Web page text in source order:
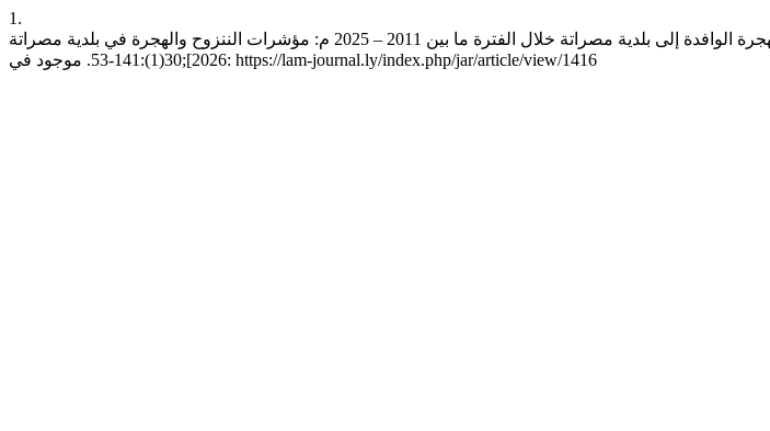
1.
عاشور ممم. التحليل المكاني لمؤشرات النزوح والهجرة الوافدة إلى بلدية مصراتة خلال الفترة ما بين 2011 – 2025 م: مؤشرات الننزوح والهجرة في بلدية مصراتة. jar [انترنت]. 2 يناير، 2026 [وثق 8 أغسطس،
2026];30(1):141-53. موجود في: https://lam-journal.ly/index.php/jar/article/view/1416